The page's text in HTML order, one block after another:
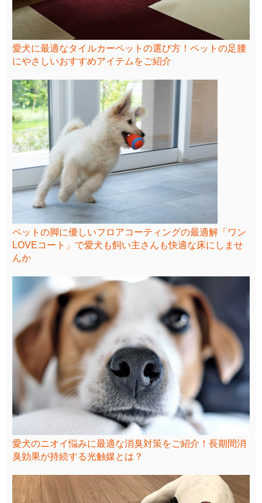
愛犬に最適なタイルカーペットの選び方！ペットの足腰
にやさしいおすすめアイテムをご紹介
ペットの脚に優しいフロアコーティングの最適解「ワン
LOVEコート」で愛犬も飼い主さんも快適な床にしませ
んか
愛犬のニオイ悩みに最適な消臭対策をご紹介！長期間消
臭効果が持続する光触媒とは？